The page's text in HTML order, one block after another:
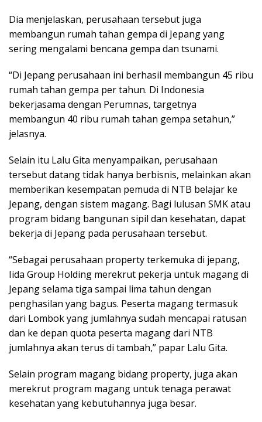
Dia menjelaskan, perusahaan tersebut juga
membangun rumah tahan gempa di Jepang yang
sering mengalami bencana gempa dan tsunami.
“Di Jepang perusahaan ini berhasil membangun 45 ribu
rumah tahan gempa per tahun. Di Indonesia
bekerjasama dengan Perumnas, targetnya
membangun 40 ribu rumah tahan gempa setahun,”
jelasnya.
Selain itu Lalu Gita menyampaikan, perusahaan
tersebut datang tidak hanya berbisnis, melainkan akan
memberikan kesempatan pemuda di NTB belajar ke
Jepang, dengan sistem magang. Bagi lulusan SMK atau
program bidang bangunan sipil dan kesehatan, dapat
bekerja di Jepang pada perusahaan tersebut.
“Sebagai perusahaan property terkemuka di jepang,
Iida Group Holding merekrut pekerja untuk magang di
Jepang selama tiga sampai lima tahun dengan
penghasilan yang bagus. Peserta magang termasuk
dari Lombok yang jumlahnya sudah mencapai ratusan
dan ke depan quota peserta magang dari NTB
jumlahnya akan terus di tambah,” papar Lalu Gita.
Selain program magang bidang property, juga akan
merekrut program magang untuk tenaga perawat
kesehatan yang kebutuhannya juga besar.